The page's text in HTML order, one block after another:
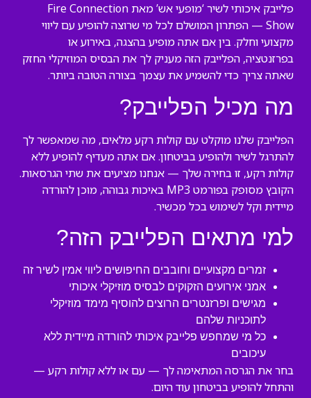
פלייבק איכותי לשיר ‘מופעי אש’ מאת Fire Connection
Show — הפתרון המושלם לכל מי שרוצה להופיע עם ליווי
מקצועי וחלק. בין אם אתה מופיע בהצגה, באירוע או
בפרזנטציה, הפלייבק הזה מעניק לך את הבסיס המוזיקלי החזק
שאתה צריך כדי להשמיע את עצמך בצורה הטובה ביותר.
מה מכיל הפלייבק?
הפלייבק שלנו מוקלט עם קולות רקע מלאים, מה שמאפשר לך
להתרגל לשיר ולהופיע בביטחון. אם אתה מעדיף להופיע ללא
קולות רקע, זו בחירה שלך — אנחנו מציעים את שתי הגרסאות.
הקובץ מסופק בפורמט MP3 באיכות גבוהה, מוכן להורדה
מיידית וקל לשימוש בכל מכשיר.
למי מתאים הפלייבק הזה?
זמרים מקצועיים וחובבים החיפושים ליווי אמין לשיר זה
אמני אירועים הזקוקים לבסיס מוזיקלי איכותי
מגישים ופרזנטרים הרוצים להוסיף מימד מוזיקלי
לתוכניות שלהם
כל מי שמחפש פלייבק איכותי להורדה מיידית ללא
עיכובים
בחר את הגרסה המתאימה לך — עם או ללא קולות רקע —
והתחל להופיע בביטחון עוד היום.